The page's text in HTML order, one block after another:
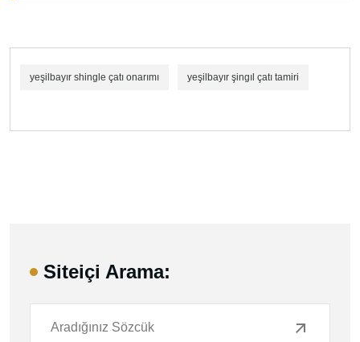
yeşilbayır shingle çatı onarımı yeşilbayır şingıl çatı tamiri
Siteiçi Arama: